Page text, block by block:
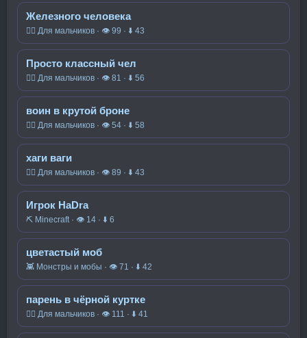
Железного человека
🧍‍♂️ Для мальчиков · 👁 99 · ⬇ 43
Просто классный чел
🧍‍♂️ Для мальчиков · 👁 81 · ⬇ 56
воин в крутой броне
🧍‍♂️ Для мальчиков · 👁 54 · ⬇ 58
хаги ваги
🧍‍♂️ Для мальчиков · 👁 89 · ⬇ 43
Игрок HaDra
⛏️ Minecraft · 👁 14 · ⬇ 6
цветастый моб
👾 Монстры и мобы · 👁 71 · ⬇ 42
парень в чёрной куртке
🧍‍♂️ Для мальчиков · 👁 111 · ⬇ 41